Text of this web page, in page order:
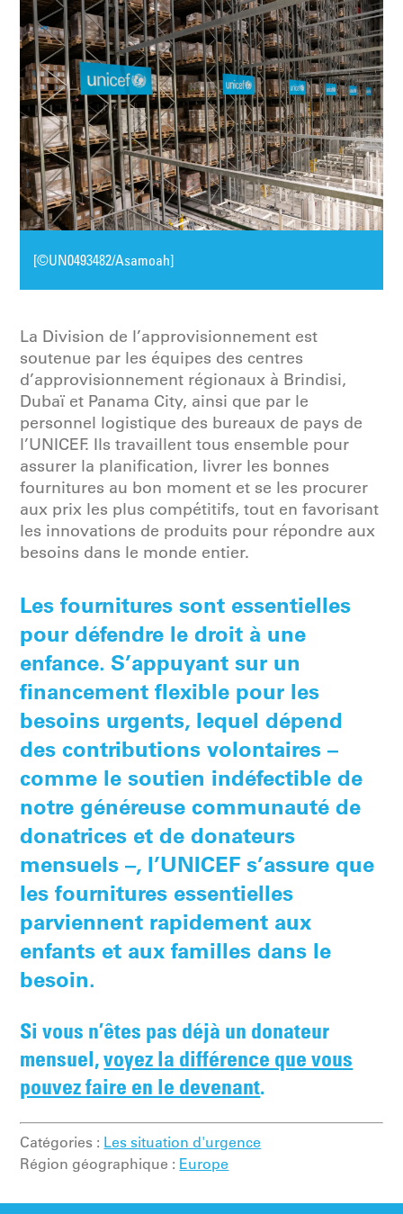
[©UN0493482/Asamoah]
La Division de l’approvisionnement est
soutenue par les équipes des centres
d’approvisionnement régionaux à Brindisi,
Dubaï et Panama City, ainsi que par le
personnel logistique des bureaux de pays de
l’UNICEF. Ils travaillent tous ensemble pour
assurer la planification, livrer les bonnes
fournitures au bon moment et se les procurer
aux prix les plus compétitifs, tout en favorisant
les innovations de produits pour répondre aux
besoins dans le monde entier.
Les fournitures sont essentielles
pour défendre le droit à une
enfance. S’appuyant sur un
financement flexible pour les
besoins urgents, lequel dépend
des contributions volontaires –
comme le soutien indéfectible de
notre généreuse communauté de
donatrices et de donateurs
mensuels –, l’UNICEF s’assure que
les fournitures essentielles
parviennent rapidement aux
enfants et aux familles dans le
besoin.
Si vous n’êtes pas déjà un donateur
mensuel,voyez la différence que vous
pouvez faire en le devenant.
Catégories : Les situation d'urgence
Région géographique : Europe